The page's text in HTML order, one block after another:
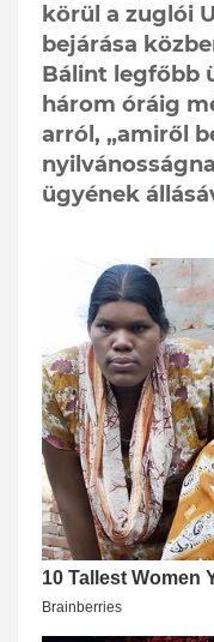
körül a zuglói
bejárása
Bálint legfőbb
három óráig
arról, „amiről
ügyének